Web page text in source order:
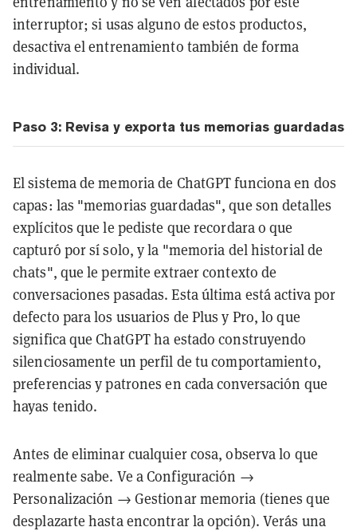
interruptor; si usas alguno de estos productos,
desactiva el entrenamiento también de forma
individual.
Paso 3: Revisa y exporta tus memorias guardadas
El sistema de memoria de ChatGPT funciona en dos
capas: las "memorias guardadas", que son detalles
explícitos que le pediste que recordara o que
capturó por sí solo, y la "memoria del historial de
chats", que le permite extraer contexto de
conversaciones pasadas. Esta última está activa por
defecto para los usuarios de Plus y Pro, lo que
significa que ChatGPT ha estado construyendo
silenciosamente un perfil de tu comportamiento,
preferencias y patrones en cada conversación que
hayas tenido.
Antes de eliminar cualquier cosa, observa lo que
realmente sabe. Ve a Configuración →
Personalización → Gestionar memoria (tienes que
desplazarte hasta encontrar la opción). Verás una